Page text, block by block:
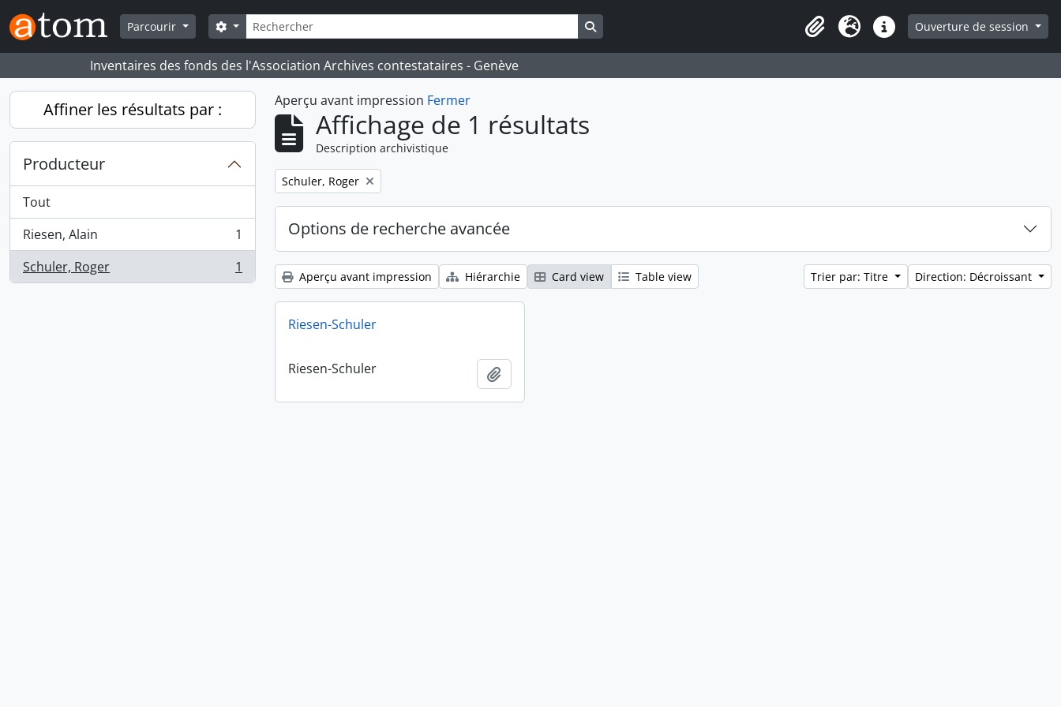
Skip to main content
Parcourir
Rechercher
Search options
Presse-papier
LangueLiens rapidesOuverture de session
Inventaires des fonds des l'Association Archives contestataires - Genève
Affiner les résultats par :
Producteur
Tout
Riesen, Alain
, 1 résultats
1
Schuler, Roger
, 1 résultats 1
Aperçu avant impression Fermer
Affichage de 1 résultats
Description archivistique
Remove filter:
Schuler, Roger
Options de recherche avancée
Aperçu avant impression Hiérarchie Card view Table view Trier par: Titre Direction: Décroissant
Riesen-Schuler
Riesen-Schuler